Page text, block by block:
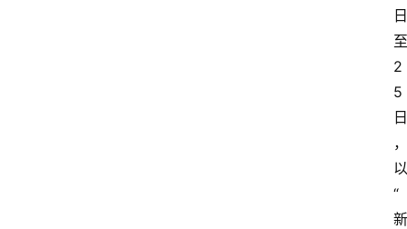
日
至
2
5
日
，
以
“
新